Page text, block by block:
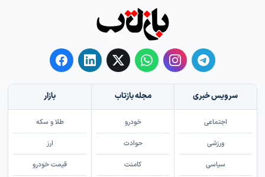
سرویس خبری
اجتماعی
ورزشی
سیاسی
مجله بازتاب
خودرو
حوادث
کامنت
بازار
طلا و سکه
ارز
قیمت خودرو